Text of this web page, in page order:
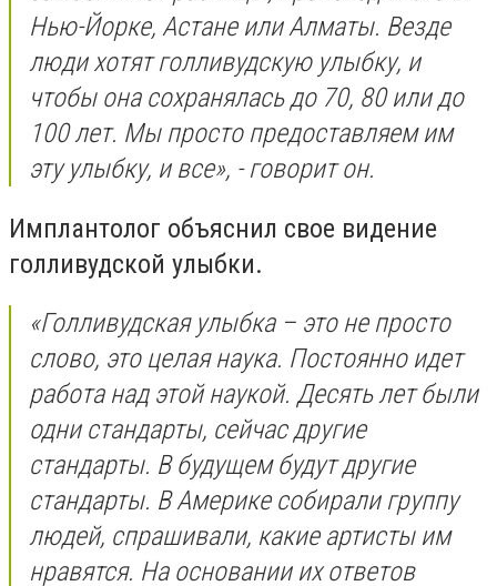
Нью-Йорке, Астане или Алматы. Везде
люди хотят голливудскую улыбку, и
чтобы она сохранялась до 70, 80 или до
100 лет. Мы просто предоставляем им
эту улыбку, и все», - говорит он.
Имплантолог объяснил свое видение
голливудской улыбки.
«Голливудская улыбка – это не просто
слово, это целая наука. Постоянно идет
работа над этой наукой. Десять лет были
одни стандарты, сейчас другие
стандарты. В будущем будут другие
стандарты. В Америке собирали группу
людей, спрашивали, какие артисты им
нравятся. На основании их ответов